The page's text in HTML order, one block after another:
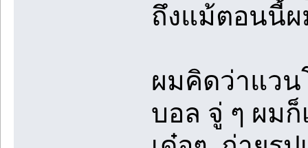
ถึงแม้ตอนนี้
ผมคิดว่าแวน
บอล จู่ ๆ ผม